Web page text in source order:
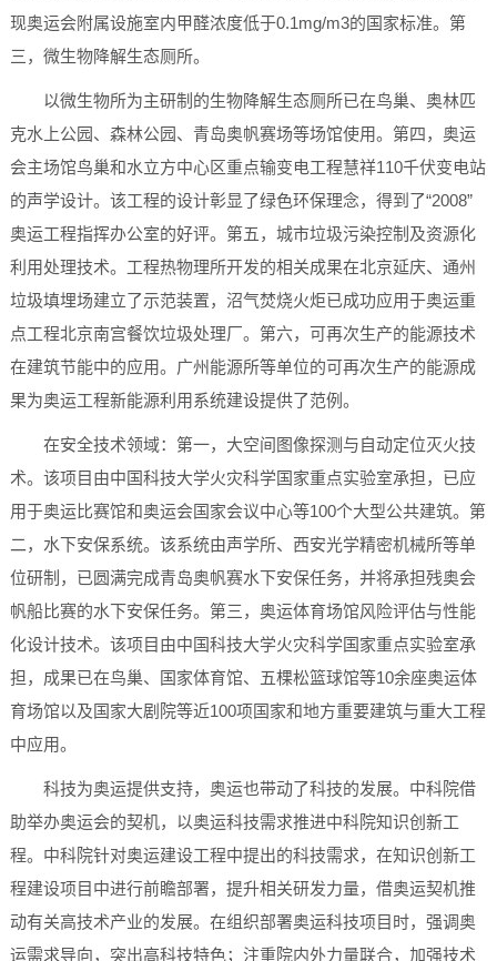
现奥运会附属设施室内甲醛浓度低于0.1mg/m3的国家标准。第
三，微生物降解生态厕所。
以微生物所为主研制的生物降解生态厕所已在鸟巢、奥林匹
克水上公园、森林公园、青岛奥帆赛场等场馆使用。第四，奥运
会主场馆鸟巢和水立方中心区重点输变电工程慧祥110千伏变电站
的声学设计。该工程的设计彰显了绿色环保理念，得到了“2008”
奥运工程指挥办公室的好评。第五，城市垃圾污染控制及资源化
利用处理技术。工程热物理所开发的相关成果在北京延庆、通州
垃圾填埋场建立了示范装置，沼气焚烧火炬已成功应用于奥运重
点工程北京南宫餐饮垃圾处理厂。第六，可再次生产的能源技术
在建筑节能中的应用。广州能源所等单位的可再次生产的能源成
果为奥运工程新能源利用系统建设提供了范例。
在安全技术领域：第一，大空间图像探测与自动定位灭火技
术。该项目由中国科技大学火灾科学国家重点实验室承担，已应
用于奥运比赛馆和奥运会国家会议中心等100个大型公共建筑。第
二，水下安保系统。该系统由声学所、西安光学精密机械所等单
位研制，已圆满完成青岛奥帆赛水下安保任务，并将承担残奥会
帆船比赛的水下安保任务。第三，奥运体育场馆风险评估与性能
化设计技术。该项目由中国科技大学火灾科学国家重点实验室承
担，成果已在鸟巢、国家体育馆、五棵松篮球馆等10余座奥运体
育场馆以及国家大剧院等近100项国家和地方重要建筑与重大工程
中应用。
科技为奥运提供支持，奥运也带动了科技的发展。中科院借
助举办奥运会的契机，以奥运科技需求推进中科院知识创新工
程。中科院针对奥运建设工程中提出的科技需求，在知识创新工
程建设项目中进行前瞻部署，提升相关研发力量，借奥运契机推
动有关高技术产业的发展。在组织部署奥运科技项目时，强调奥
运需求导向，突出高科技特色；注重院内外力量联合，加强技术